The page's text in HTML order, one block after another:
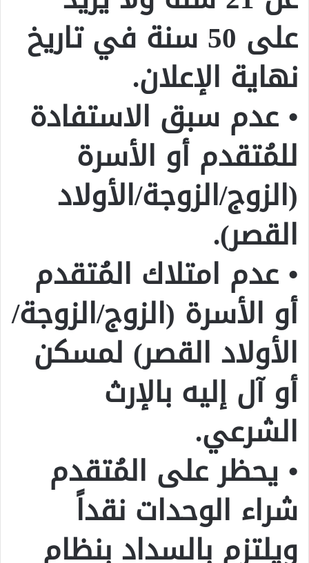
على 50 سنة في تاريخ
نهاية الإعلان.
• عدم سبق الاستفادة
للمُتقدم أو الأسرة
(الزوج/الزوجة/الأولاد
القصر).
• عدم امتلاك المُتقدم
أو الأسرة (الزوج/الزوجة/
الأولاد القصر) لمسكن
أو آل إليه بالإرث
الشرعي.
• يحظر على المُتقدم
شراء الوحدات نقداً
ويلتزم بالسداد بنظام